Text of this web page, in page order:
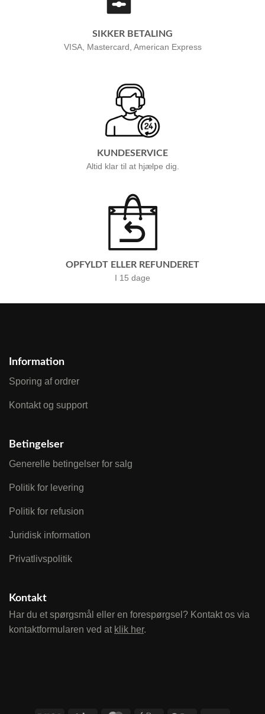
SIKKER BETALING
VISA, Mastercard, American Express
KUNDESERVICE
Altid klar til at hjælpe dig.
OPFYLDT ELLER REFUNDERET
I 15 dage
Information
Sporing af ordrer
Kontakt og support
Betingelser
Generelle betingelser for salg
Politik for levering
Politik for refusion
Juridisk information
Privatlivspolitik
Kontakt
Har du et spørgsmål eller en forespørgsel? Kontakt os via
kontaktformularen ved at klik her.